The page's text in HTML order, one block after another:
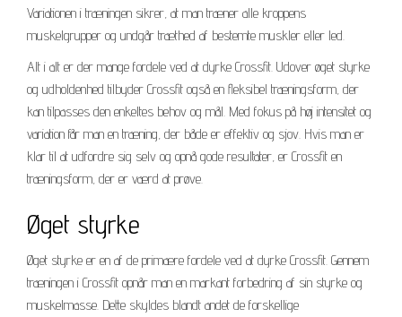
Variationen i træningen sikrer, at man træner alle kroppens
muskelgrupper og undgår træthed af bestemte muskler eller led.
Alt i alt er der mange fordele ved at dyrke Crossfit. Udover øget styrke
og udholdenhed tilbyder Crossfit også en fleksibel træningsform, der
kan tilpasses den enkeltes behov og mål. Med fokus på høj intensitet og
variation får man en træning, der både er effektiv og sjov. Hvis man er
klar til at udfordre sig selv og opnå gode resultater, er Crossfit en
træningsform, der er værd at prøve.
Øget styrke
Øget styrke er en af de primære fordele ved at dyrke Crossfit. Gennem
træningen i Crossfit opnår man en markant forbedring af sin styrke og
muskelmasse. Dette skyldes blandt andet de forskellige